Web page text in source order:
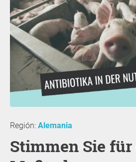
Región: Alemania
Stimmen Sie für die